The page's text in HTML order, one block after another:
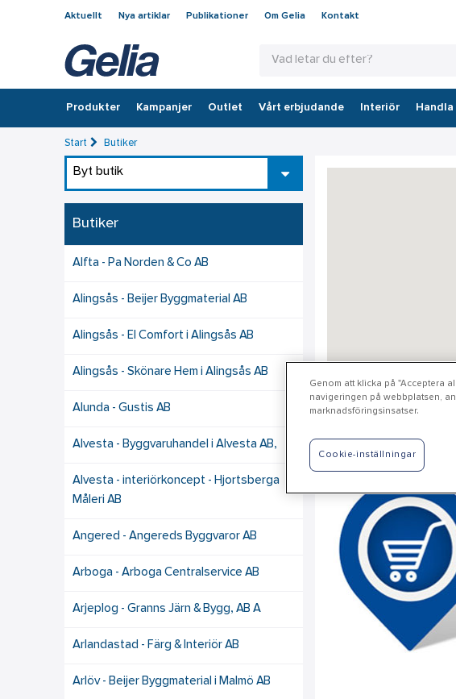
Aktuellt Nya artiklar Publikationer Om Gelia Kontakt
Produkter Kampanjer Outlet Vårt erbjudande Interiör Handla
Start Butiker
Byt butik
Butiker
Alfta - Pa Norden & Co AB
Alingsås - Beijer Byggmaterial AB
Alingsås - El Comfort i Alingsås AB
Alingsås - Skönare Hem i Alingsås AB
Alunda - Gustis AB
Alvesta - Byggvaruhandel i Alvesta AB,
Alvesta - interiörkoncept - Hjortsberga
Måleri AB
Angered - Angereds Byggvaror AB
Arboga - Arboga Centralservice AB
Arjeplog - Granns Järn & Bygg, AB A
Arlandastad - Färg & Interiör AB
Arlöv - Beijer Byggmaterial i Malmö AB
Genom att klicka på "Acceptera
navigeringen på webbplatsen,
marknadsföringsinsatser.
Cookie-inställningar